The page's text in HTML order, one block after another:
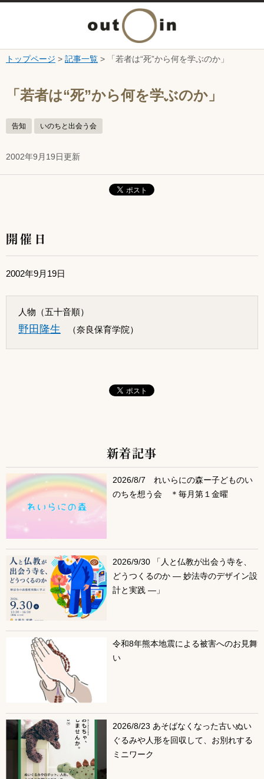
本文へ
ニ
ュ
ー
を
開
トップページ > 記事一覧 > 「若者は“死”から何を学ぶのか」
「若者は“死”から何を学ぶのか」
告知 いのちと出会う会
2002年9月19日更新
開催日
2002年9月19日
人物（五十音順）
野田隆生 （奈良保育学院）
サブコンテンツ
新着記事
2026/8/7 れいらにの森ー子どものい
のちを想う会 ＊毎月第１金曜
2026/9/30 「人と仏教が出会う寺を、
どうつくるのか ― 妙法寺のデザイン設
計と実践 ―」
令和8年熊本地震による被害へのお見舞
い
2026/8/23 あそばなくなった古いぬい
ぐるみや人形を回収して、お別れする
ミニワーク